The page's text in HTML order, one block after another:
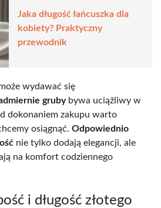
Jaka długość łańcuszka dla
kobiety? Praktyczny
przewodnik
wydawać się
grubybywa uciążliwy w
dokonaniem zakupu warto
osiągnąć. Odpowiednio
nie tylko dodają elegancji, ale
na komfort codziennego
i długość złotego